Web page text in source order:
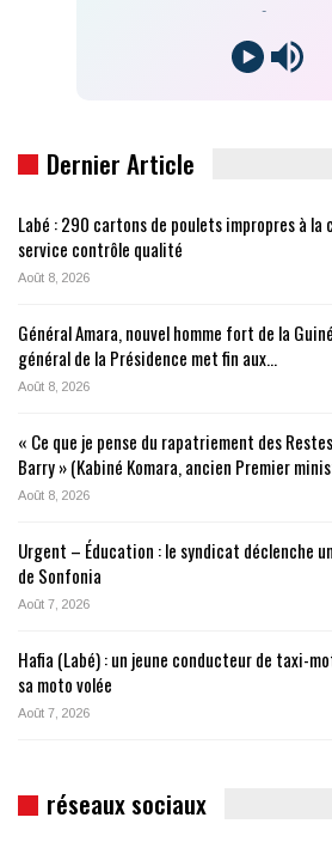
Dernier Article
Labé : 290 cartons de poulets impropres à la
service contrôle qualité
Août 8, 2026
Général Amara, nouvel homme fort de la
général de la Présidence met fin aux…
Août 8, 2026
« Ce que je pense du rapatriement des
Barry » (Kabiné Komara, ancien Premier
Août 8, 2026
Urgent – Éducation : le syndicat déclenche
de Sonfonia
Août 7, 2026
Hafia (Labé) : un jeune conducteur de taxi-
sa moto volée
Août 7, 2026
réseaux sociaux